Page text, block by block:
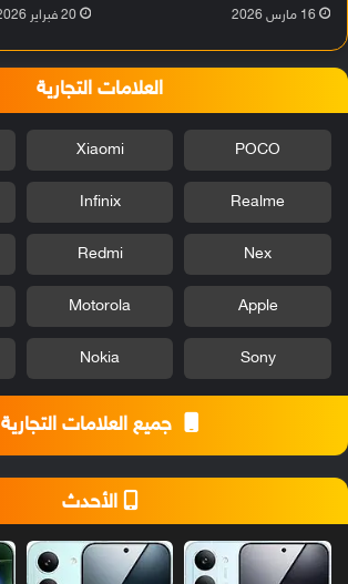
16 مارس 2026 20 فبراير 2026
العلامات التجارية
POCO
Xiaomi
Realme
Infinix
Nex
Redmi
Apple
Motorola
Sony
Nokia
جميع العلامات التجارية
الأحدث